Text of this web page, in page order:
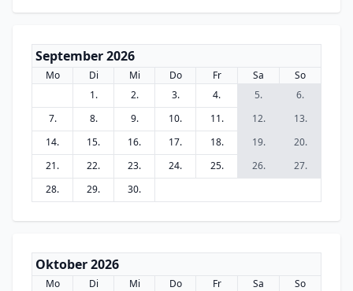
September 2026
Mo Di Mi Do Fr Sa
So
1.
2. 3. 4. 5.
6.
7.
8. 9. 10. 11. 12.
13.
14.
15. 16. 17. 18. 19.
20.
21.
22. 23. 24. 25. 26.
27.
28.
29. 30.
Oktober 2026
Mo Di Mi Do Fr Sa
So